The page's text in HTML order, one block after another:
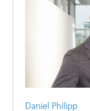
Daniel Philipp